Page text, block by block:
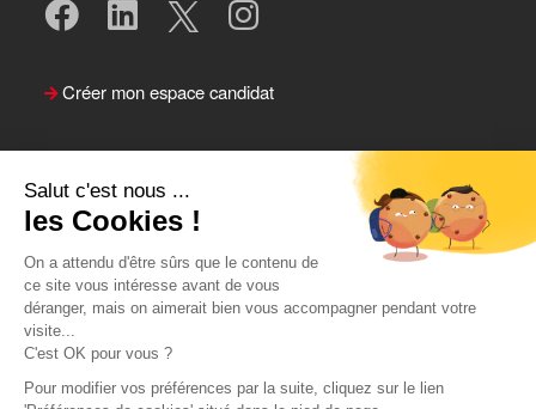
Salut c'est nous ...
les Cookies !
On a attendu d'être sûrs que le contenu de
ce site vous intéresse avant de vous
déranger, mais on aimerait bien vous accompagner pendant votre
visite...
C'est OK pour vous ?
Pour modifier vos préférences par la suite, cliquez sur le lien
Créer mon espace candidat